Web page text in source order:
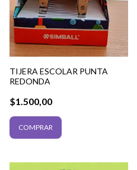
TIJERA ESCOLAR PUNTA
REDONDA
$1.500,00